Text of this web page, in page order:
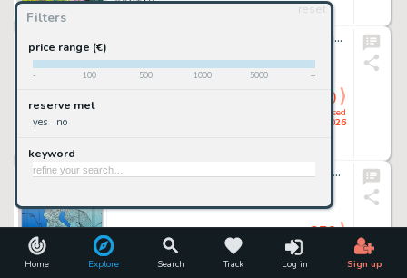
Home Explore Search Track Log in Sign up
Filters
reset
price range (€)
- 100 500 1000 5000 +
reserve met
yes no
keyword
MINUS, WALTER (né en 1958) Le selfie. Gouache sur...
closed
27/06/2026
380
MOEBIUS. Le désir. Sérigraphie n/150 et signée. Cette...
27/06/2026
€350